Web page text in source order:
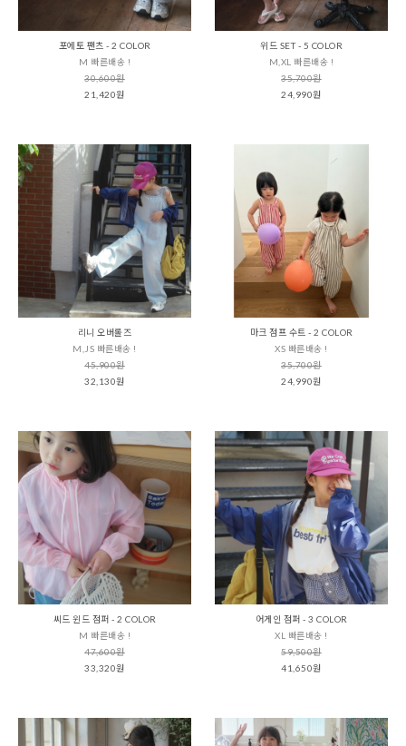
포에토 팬츠 - 2 COLOR
M 빠른배송 !
30,600원
21,420원
위드 SET - 5 COLOR
M,XL 빠른배송 !
35,700원
24,990원
리니 오버롤즈
M,JS 빠른배송 !
45,900원
32,130원
마크 점프 수트 - 2 COLOR
XS 빠른배송 !
35,700원
24,990원
씨드 윈드 점퍼 - 2 COLOR
M 빠른배송 !
47,600원
33,320원
어게인 점퍼 - 3 COLOR
XL 빠른배송 !
59,500원
41,650원